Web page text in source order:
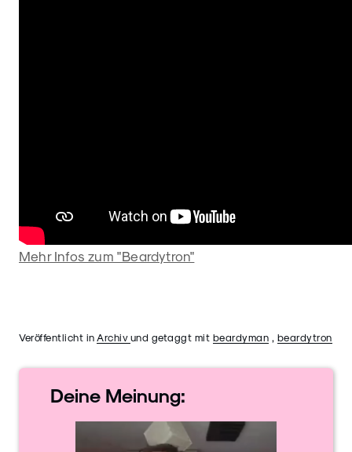
Mehr Infos zum "Beardytron"
Veröffentlicht in Archiv und getaggt mit beardyman beardytron
Deine Meinung: